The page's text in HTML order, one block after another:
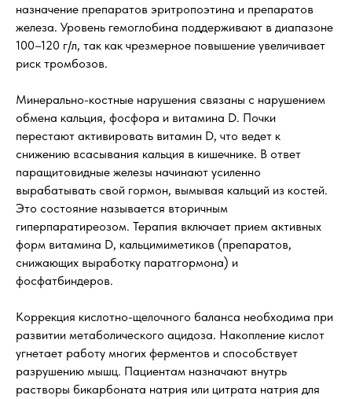
назначение препаратов эритропоэтина и препаратов
железа. Уровень гемоглобина поддерживают в диапазоне
100–120 г/л, так как чрезмерное повышение увеличивает
риск тромбозов.
Минерально-костные нарушения связаны с нарушением
обмена кальция, фосфора и витамина D. Почки
перестают активировать витамин D, что ведет к
снижению всасывания кальция в кишечнике. В ответ
паращитовидные железы начинают усиленно
вырабатывать свой гормон, вымывая кальций из костей.
Это состояние называется вторичным
гиперпаратиреозом. Терапия включает прием активных
форм витамина D, кальцимиметиков (препаратов,
снижающих выработку паратгормона) и
фосфатбиндеров.
Коррекция кислотно-щелочного баланса необходима при
развитии метаболического ацидоза. Накопление кислот
угнетает работу многих ферментов и способствует
разрушению мышц. Пациентам назначают внутрь
растворы бикарбоната натрия или цитрата натрия для